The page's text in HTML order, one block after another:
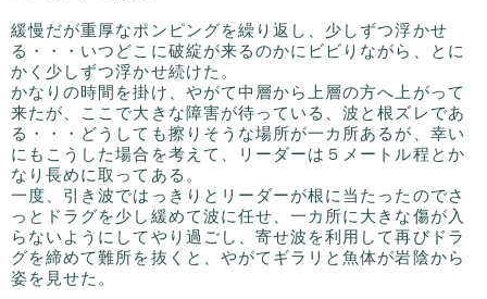
緩慢だが重厚なポンピングを繰り返し、少しずつ浮かせ
る・・・いつどこに破綻が来るのかにビビりながら、とに
かく少しずつ浮かせ続けた。
かなりの時間を掛け、やがて中層から上層の方へ上がって
来たが、ここで大きな障害が待っている、波と根ズレであ
る・・・どうしても擦りそうな場所が一カ所あるが、幸い
にもこうした場合を考えて、リーダーは５メートル程とか
なり長めに取ってある。
一度、引き波ではっきりとリーダーが根に当たったのでさ
っとドラグを少し緩めて波に任せ、一カ所に大きな傷が入
らないようにしてやり過ごし、寄せ波を利用して再びドラ
グを締めて難所を抜くと、やがてギラリと魚体が岩陰から
姿を見せた。